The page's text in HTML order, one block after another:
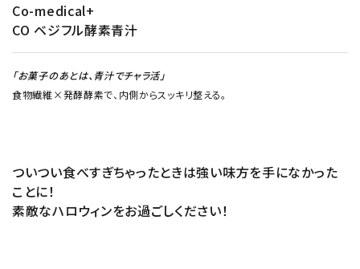
Co-medical+
CO ベジフル酵素青汁
「お菓子のあとは、青汁でチャラ活」
食物繊維×発酵酵素で、内側からスッキリ整える。
ついつい食べすぎちゃったときは強い味方を手になかった
ことに！
素敵なハロウィンをお過ごしください！